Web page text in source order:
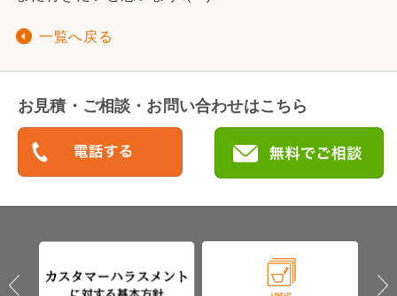
一覧へ戻る
お見積・ご相談・お問い合わせはこちら